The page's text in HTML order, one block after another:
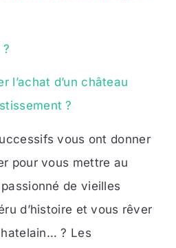
l’achat d’un château
?
vous ont donner
pour vous mettre au
de vieilles
d’histoire et vous rêver
? Les